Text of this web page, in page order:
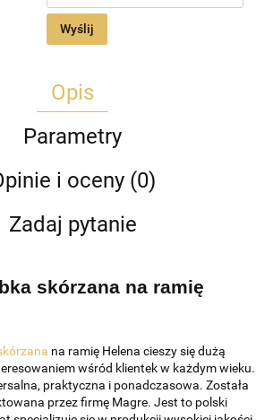
Wyślij
Opis
Parametry
i oceny (0)
Zadaj pytanie
skórzana na ramię
na ramię Helena cieszy się dużą
wśród klientek w każdym wieku.
praktyczna i ponadczasowa. Została
przez firmę Magre. Jest to polski